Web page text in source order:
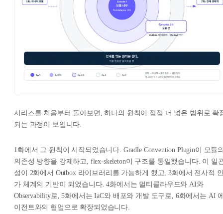
시리즈를 처음부터 돌아보면, 하나의 원칙이 점점 더 넓은 범위로 확
되는 과정이 보입니다.
1화에서 그 원칙이 시작되었습니다. Gradle Convention Plugin이 모듈
의존성 방향을 강제하고, flex-skeleton이 구조를 통일했습니다. 이 일
성이 2화에서 Outbox 라이브러리를 가능하게 했고, 3화에서 전사적
가 체계의 기반이 되었습니다. 4화에서는 멀티클라우드와 AI와
Observability로, 5화에서는 IaC와 배포와 개발 도구로, 6화에서는 AI
이전트와의 협업으로 확장되었습니다.